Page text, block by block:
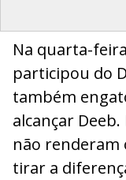
Na quarta-
participou do
também
alcançar
não renderam
tirar a